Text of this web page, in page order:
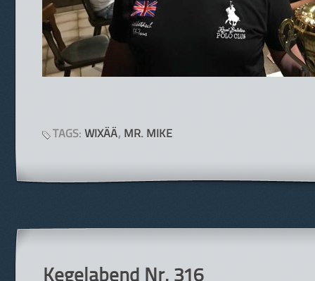
TAGS: WIXÄÄ, MR. MIKE
Kegelabend Nr. 316